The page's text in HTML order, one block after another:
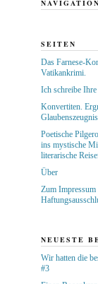
NAVIGATION
SEITEN
Das Farnese-
Vatikankrimi.
Ich schreibe
Konvertiten.
Poetische
ins mystische
literarische
Über
Zum Impressum
NEUESTE
Wir hatten die
#3